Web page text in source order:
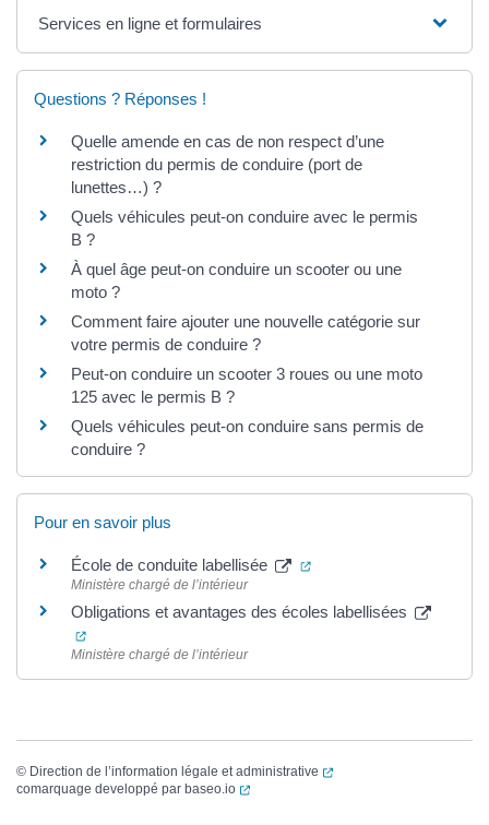
Services en ligne et formulaires
Questions ? Réponses !
Quelle amende en cas de non respect d’une
restriction du permis de conduire (port de
lunettes…) ?
Quels véhicules peut-on conduire avec le permis
B ?
À quel âge peut-on conduire un scooter ou une
moto ?
Comment faire ajouter une nouvelle catégorie sur
votre permis de conduire ?
Peut-on conduire un scooter 3 roues ou une moto
125 avec le permis B ?
Quels véhicules peut-on conduire sans permis de
conduire ?
Pour en savoir plus
École de conduite labellisée (ouverture dans un
Ministère chargé de l’intérieur
Obligations et avantages des écoles labellisées
(ouverture dans un nouvel onglet)
Ministère chargé de l’intérieur
© Direction de l’information légale et administrative
(ouverture dans un
comarquage developpé par baseo.io (ouverture dans un nouvel onglet)